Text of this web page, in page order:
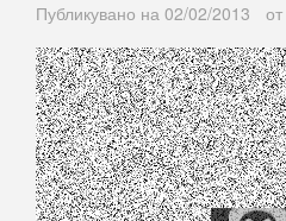
Публикувано на 02/02/2013 от